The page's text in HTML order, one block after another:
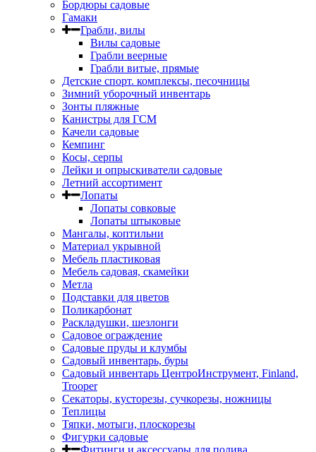
Бордюры садовые
Гамаки
Грабли, вилы
Вилы садовые
Грабли веерные
Грабли витые, прямые
Детские спорт. комплексы, песочницы
Зимний уборочный инвентарь
Зонты пляжные
Канистры для ГСМ
Качели садовые
Кемпинг
Косы, серпы
Лейки и опрыскиватели садовые
Летний ассортимент
Лопаты
Лопаты совковые
Лопаты штыковые
Мангалы, коптильни
Материал укрывной
Мебель пластиковая
Мебель садовая, скамейки
Метла
Подставки для цветов
Поликарбонат
Раскладушки, шезлонги
Садовое ограждение
Садовые пруды и клумбы
Садовый инвентарь, буры
Садовый инвентарь ЦентроИнструмент, Finland,
Trooper
Секаторы, кусторезы, сучкорезы, ножницы
Теплицы
Тяпки, мотыги, плоскорезы
Фигурки садовые
Фитинги и аксессуары для полива